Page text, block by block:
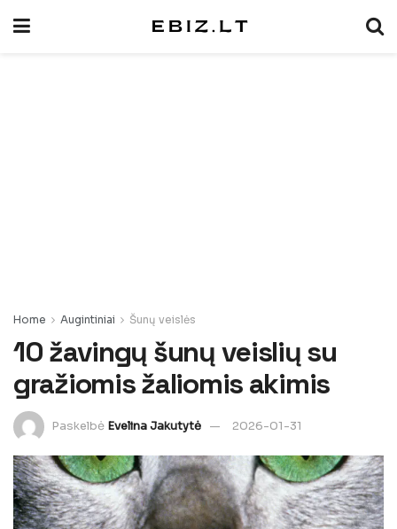
Home Augintiniai Šunų veislės
10 žavingų šunų veislių su
gražiomis žaliomis akimis
Paskelbė Evelina Jakutytė 2026-01-31